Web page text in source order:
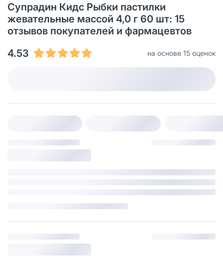
Супрадин Кидс Рыбки пастилки
жевательные массой 4,0 г 60 шт: 15
отзывов покупателей и фармацевтов
4.53
на основе 15 оценок